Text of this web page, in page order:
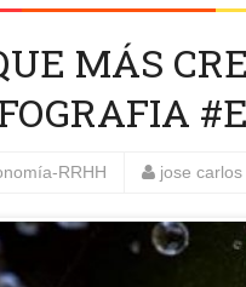
MÁS
RRHH jose